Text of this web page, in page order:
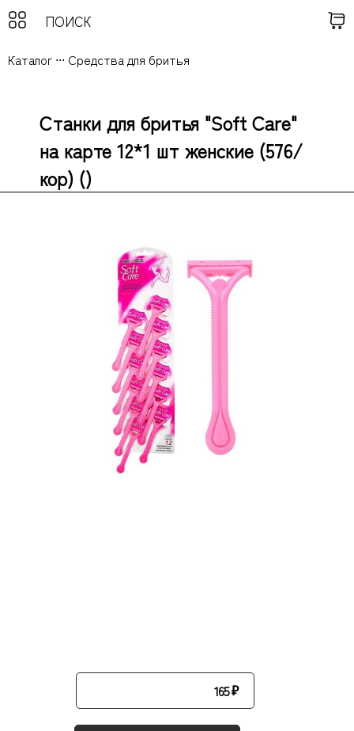
Каталог ... Средства для бритья
Станки для бритья "Soft Care"
на карте 12*1 шт женские (576/
кор) ()
165₽